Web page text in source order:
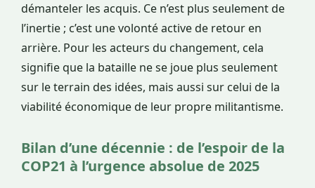
démanteler les acquis. Ce n’est plus seulement de
l’inertie ; c’est une volonté active de retour en
arrière. Pour les acteurs du changement, cela
signifie que la bataille ne se joue plus seulement
sur le terrain des idées, mais aussi sur celui de la
viabilité économique de leur propre militantisme.
Bilan d’une décennie : de l’espoir de la
COP21 à l’urgence absolue de 2025